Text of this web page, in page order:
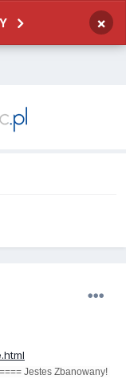
×
Jestes Zbanowany!